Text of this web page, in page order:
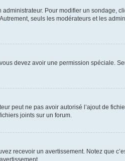
Pour modifier un sondage,
seuls les modérateurs et les
devez avoir une permission spéciale.
peut ne pas avoir autorisé l’ajout de
joints sur un forum.
recevoir un avertissement. Notez que